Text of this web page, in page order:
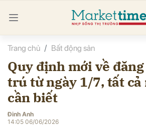
Trang chủ Bất động sản
Quy định mới về
trú từ ngày 1/7, tất cả
cần biết
Đinh Anh
14:05 06/06/2026
luận